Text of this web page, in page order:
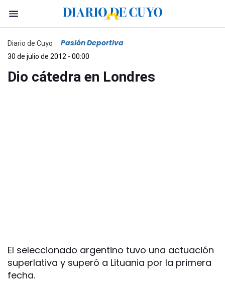
Diario de Cuyo Pasión Deportiva
30 de julio de 2012 - 00:00
Dio cátedra en Londres
El seleccionado argentino tuvo una actuación
superlativa y superó a Lituania por la primera
fecha.